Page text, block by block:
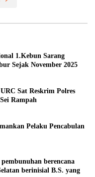
1.Kebun Sarang
Sejak November 2025
Sat Reskrim Polres
Rampah
Pelaku Pencabulan
berencana
berinisial B.S. yang